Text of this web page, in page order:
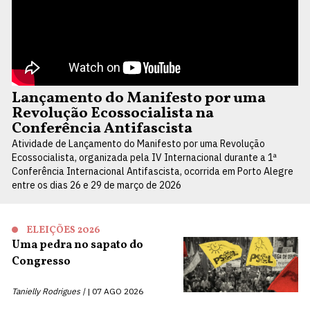
Lançamento do Manifesto por uma
Revolução Ecossocialista na
Conferência Antifascista
Atividade de Lançamento do Manifesto por uma Revolução
Ecossocialista, organizada pela IV Internacional durante a 1ª
Conferência Internacional Antifascista, ocorrida em Porto Alegre
entre os dias 26 e 29 de março de 2026
ELEIÇÕES 2026
Uma pedra no sapato do
Congresso
Tanielly Rodrigues | 07 AGO 2026